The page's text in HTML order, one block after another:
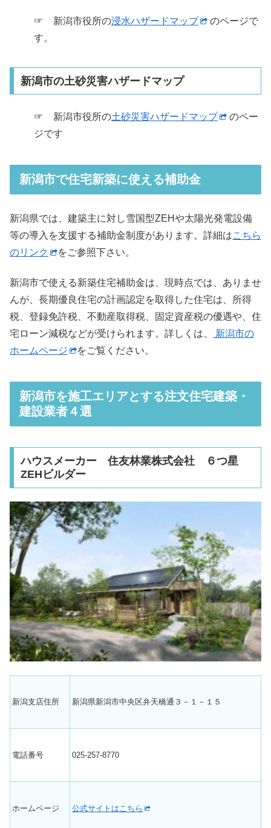
☞ 新潟市役所の浸水ハザードマップ
のページで
す。
新潟市の土砂災害ハザードマップ
☞ 新潟市役所の土砂災害ハザードマップ
のペー
ジです
新潟市で住宅新築に使える補助金
新潟県では、建築主に対し雪国型ZEHや太陽光発電設備
等の導入を支援する補助金制度があります。詳細はこちら
のリンク
をご参照下さい。
新潟市で使える新築住宅補助金は、現時点では、ありませ
んが、長期優良住宅の計画認定を取得した住宅は、所得
税、登録免許税、不動産取得税、固定資産税の優遇や、住
宅ローン減税などが受けられます。詳しくは、
新潟市の
ホームページ
をご覧ください。
新潟市を施工エリアとする注文住宅建築・
建設業者４選
ハウスメーカー 住友林業株式会社 ６つ星
ZEHビルダー
引用元：住友林業ニュースリリース
新潟支店住所 新潟県新潟市中央区弁天橋通３－１－１５
電話番号 025-257-8770
ホームページ 公式サイトはこちら